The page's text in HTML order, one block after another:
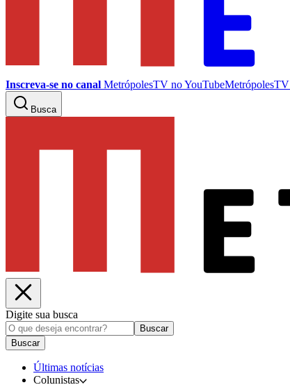
Inscreva-se no canal MetrópolesTV noYouTubeMetrópolesTV
Busca
Digite sua busca
Buscar
Buscar
Últimas notícias
Colunistas